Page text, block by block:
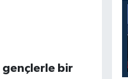
gençlerle bir